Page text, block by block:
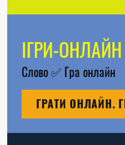
ІГРИ-ОНЛАЙН
Слово✅ Гра онлайн
ГРАТИ ОНЛАЙН.